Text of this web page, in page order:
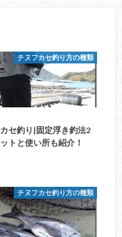
チヌフカセ釣り方の種類
セ釣り|固定浮き釣法2
トと使い所も紹介！
チヌフカセ釣り方の種類